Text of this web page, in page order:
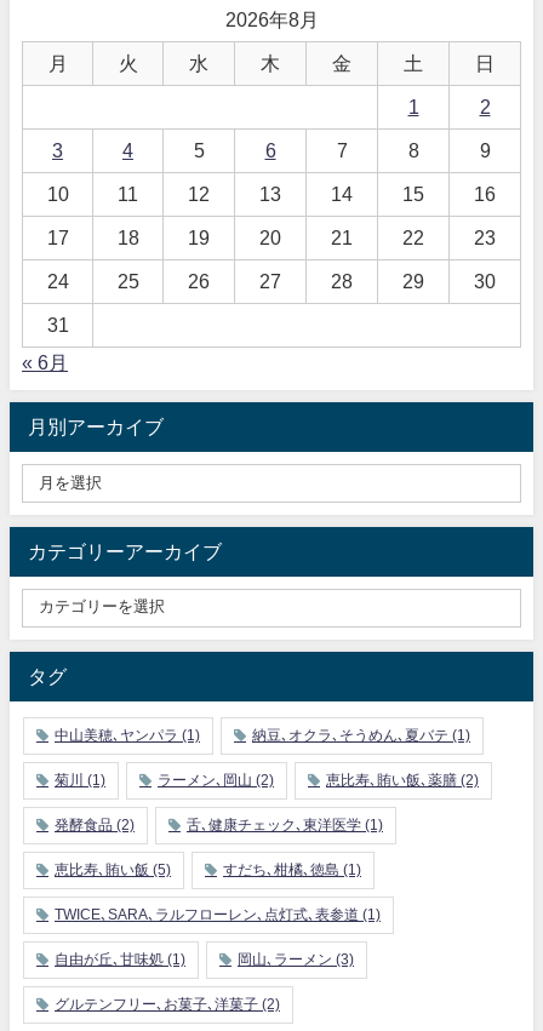
2026年8月
月 火 水 木 金 土 日
1 2
3 4 5 6 7 8 9
10 11 12 13 14 15 16
17 18 19 20 21 22 23
24 25 26 27 28 29 30
31
« 6月
月別アーカイブ
カテゴリーアーカイブ
タグ
中山美穂､ヤンパラ (1) 納豆､オクラ､そうめん､夏バテ (1)
菊川 (1) ラーメン､岡山 (2) 恵比寿､賄い飯､薬膳 (2)
発酵食品 (2) 舌､健康チェック､東洋医学 (1)
恵比寿､賄い飯 (5) すだち､柑橘､徳島 (1)
TWICE､SARA､ラルフローレン､点灯式､表参道 (1)
自由が丘､甘味処 (1) 岡山､ラーメン (3)
グルテンフリー､お菓子､洋菓子 (2)